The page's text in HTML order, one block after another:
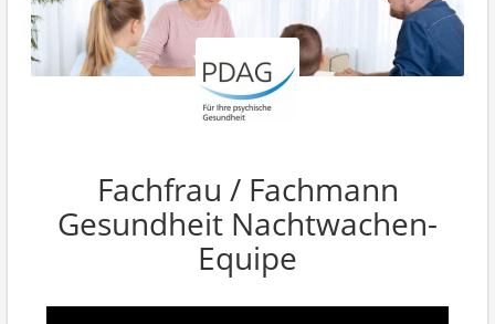
Fachfrau / Fachmann
Gesundheit Nachtwachen-
Equipe